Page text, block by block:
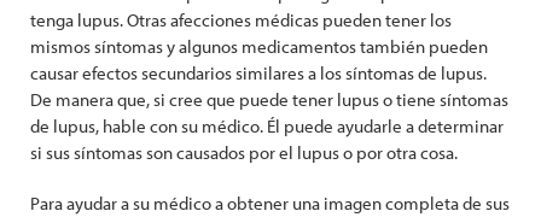
tenga lupus. Otras afecciones médicas pueden tener los
mismos síntomas y algunos medicamentos también pueden
causar efectos secundarios similares a los síntomas de lupus.
De manera que, si cree que puede tener lupus o tiene síntomas
de lupus, hable con su médico. Él puede ayudarle a determinar
si sus síntomas son causados por el lupus o por otra cosa.
Para ayudar a su médico a obtener una imagen completa de sus